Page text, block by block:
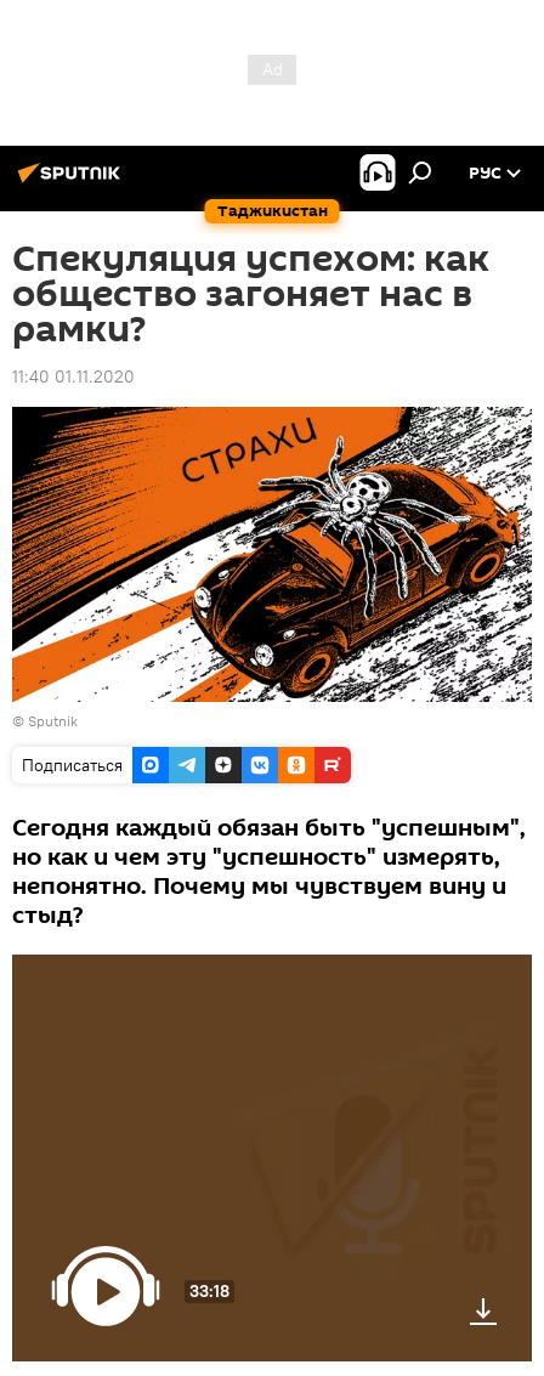
Таджикистан
РУС
Спекуляция успехом: как
общество загоняет нас в
рамки?
11:40 01.11.2020
© Sputnik
Подписаться
Сегодня каждый обязан быть "успешным",
но как и чем эту "успешность" измерять,
непонятно. Почему мы чувствуем вину и
стыд?
33:18